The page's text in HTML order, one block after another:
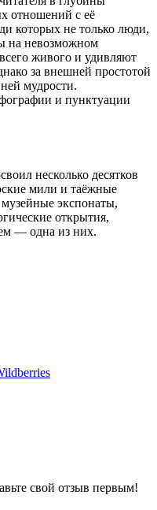
отношений с её
которых не только люди,
на невозможном
живого и удивляют
за внешней простотой
мудрости.
и пунктуации
несколько десятков
мили и таёжные
экспонаты,
открытия,
— одна из них.
свой отзыв первым!